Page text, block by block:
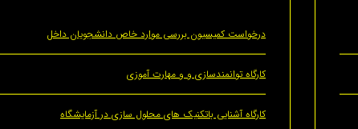
درخواست کمیسیون بررسی موارد خاص دانشجویان داخل
کارگاه توانمندسازی و و مهارت آموزی
کارگاه آشنایی باتکنیک های محلول سازی در آزمایشگاه